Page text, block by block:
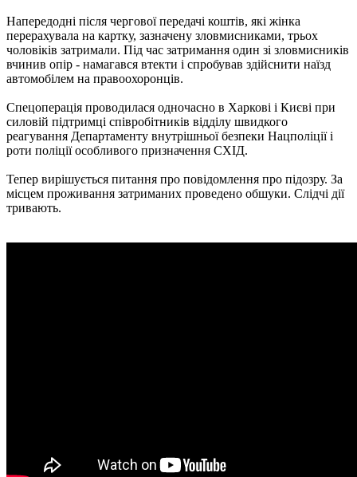
Напередодні після чергової передачі коштів, які жінка
перерахувала на картку, зазначену зловмисниками, трьох
чоловіків затримали. Під час затримання один зі зловмисників
вчинив опір - намагався втекти і спробував здійснити наїзд
автомобілем на правоохоронців.
Спецоперація проводилася одночасно в Харкові і Києві при
силовій підтримці співробітників відділу швидкого
реагування Департаменту внутрішньої безпеки Нацполіції і
роти поліції особливого призначення СХІД.
Тепер вирішується питання про повідомлення про підозру. За
місцем проживання затриманих проведено обшуки. Слідчі дії
тривають.